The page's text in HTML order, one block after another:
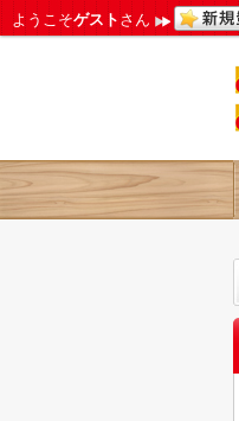
ようこそゲストさん